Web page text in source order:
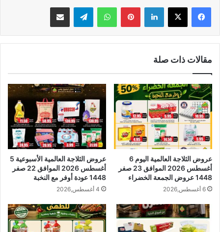
لينكدإن بينتيريستواتساب تيلقرام مشاركة عبر البريد
مقالات ذات صلة
عروض الثلاجة العالمية اليوم 6
أغسطس 2026 الموافق 23 صفر
1448 عروض الجمعة الخضراء
6 أغسطس,2026
عروض الثلاجة العالمية الأسبوعية 5
أغسطس 2026 الموافق 22 صفر
1448 عودة أوفر مع النخبة
4 أغسطس,2026